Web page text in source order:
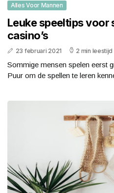
Alles Voor Mannen
Leuke speeltips voor
casino’s
23 februari 2021 2 min leestijd
Sommige mensen spelen eerst
Puur om de spellen te leren